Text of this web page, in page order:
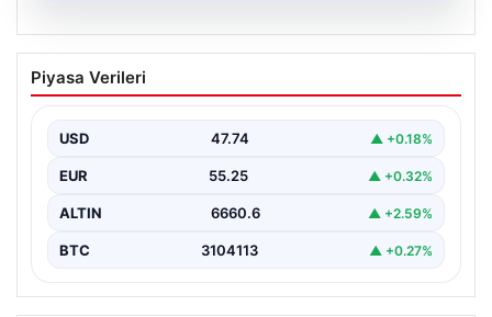
08.08.2026
Kayserispor’da Transfer Rüzgarı Esti:
Tahta Açıldı, 15 Yeni İmza atıldı!
sezonunda büyük bir adım atarak resmi olarak transfer
engelini…
Piyasa Verileri
USD 47.74 ▲ +0.18%
EUR 55.25 ▲ +0.32%
ALTIN 6660.6 ▲ +2.59%
BTC 3104113 ▲ +0.27%